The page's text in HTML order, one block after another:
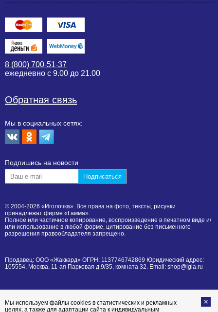
8 (800) 700-51-37
ежедневно с 9.00 до 21.00
Обратная связь
Мы в социальных сетях:
Подпишиcь на новости
© 2004-2026 «Иголочка». Все права на фото, тексты, рисунки
принадлежат фирме «Гамма».
Полное или частичное копирование, воспроизведение в печатном виде и/
или использование в любой форме, цитирование без письменного
разрешения правообладателя запрещено.
Продавец: ООО «Жаккард» ОГРН: 1137746742869 Юридический адрес:
105554, Москва, 11-ая Парковая д.9/35, комната 32. Email: shop@igla.ru
Мы используем файлы cookies в статистических и рекламных
целях, а также для адаптации сайта к индивидуальным